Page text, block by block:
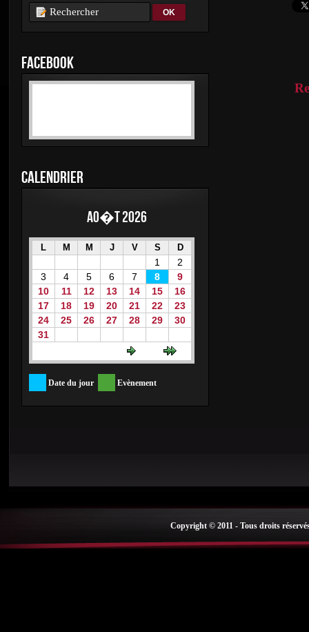
FACEBOOK
CALENDRIER
Ao�t 2026
L M M J V S D
1
2
3
4 5 6 7 8
9
10
11 12 13 14 15
16
17
18 19 20 21 22
23
24
25 26 27 28 29
30
31
Date du jour Evènement
Copyright © 2011 - Tous droits